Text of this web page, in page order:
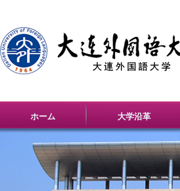
ホーム 大学沿革